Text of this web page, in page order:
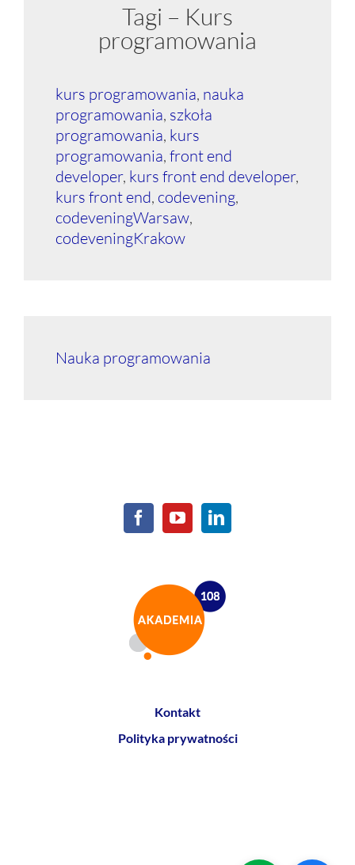
Tagi – Kurs
programowania
kurs programowania, nauka
programowania, szkoła
programowania, kurs
programowania, front end
developer, kurs front end developer,
kurs front end, codevening,
codeveningWarsaw,
codeveningKrakow
Nauka programowania
Kontakt
Polityka prywatności